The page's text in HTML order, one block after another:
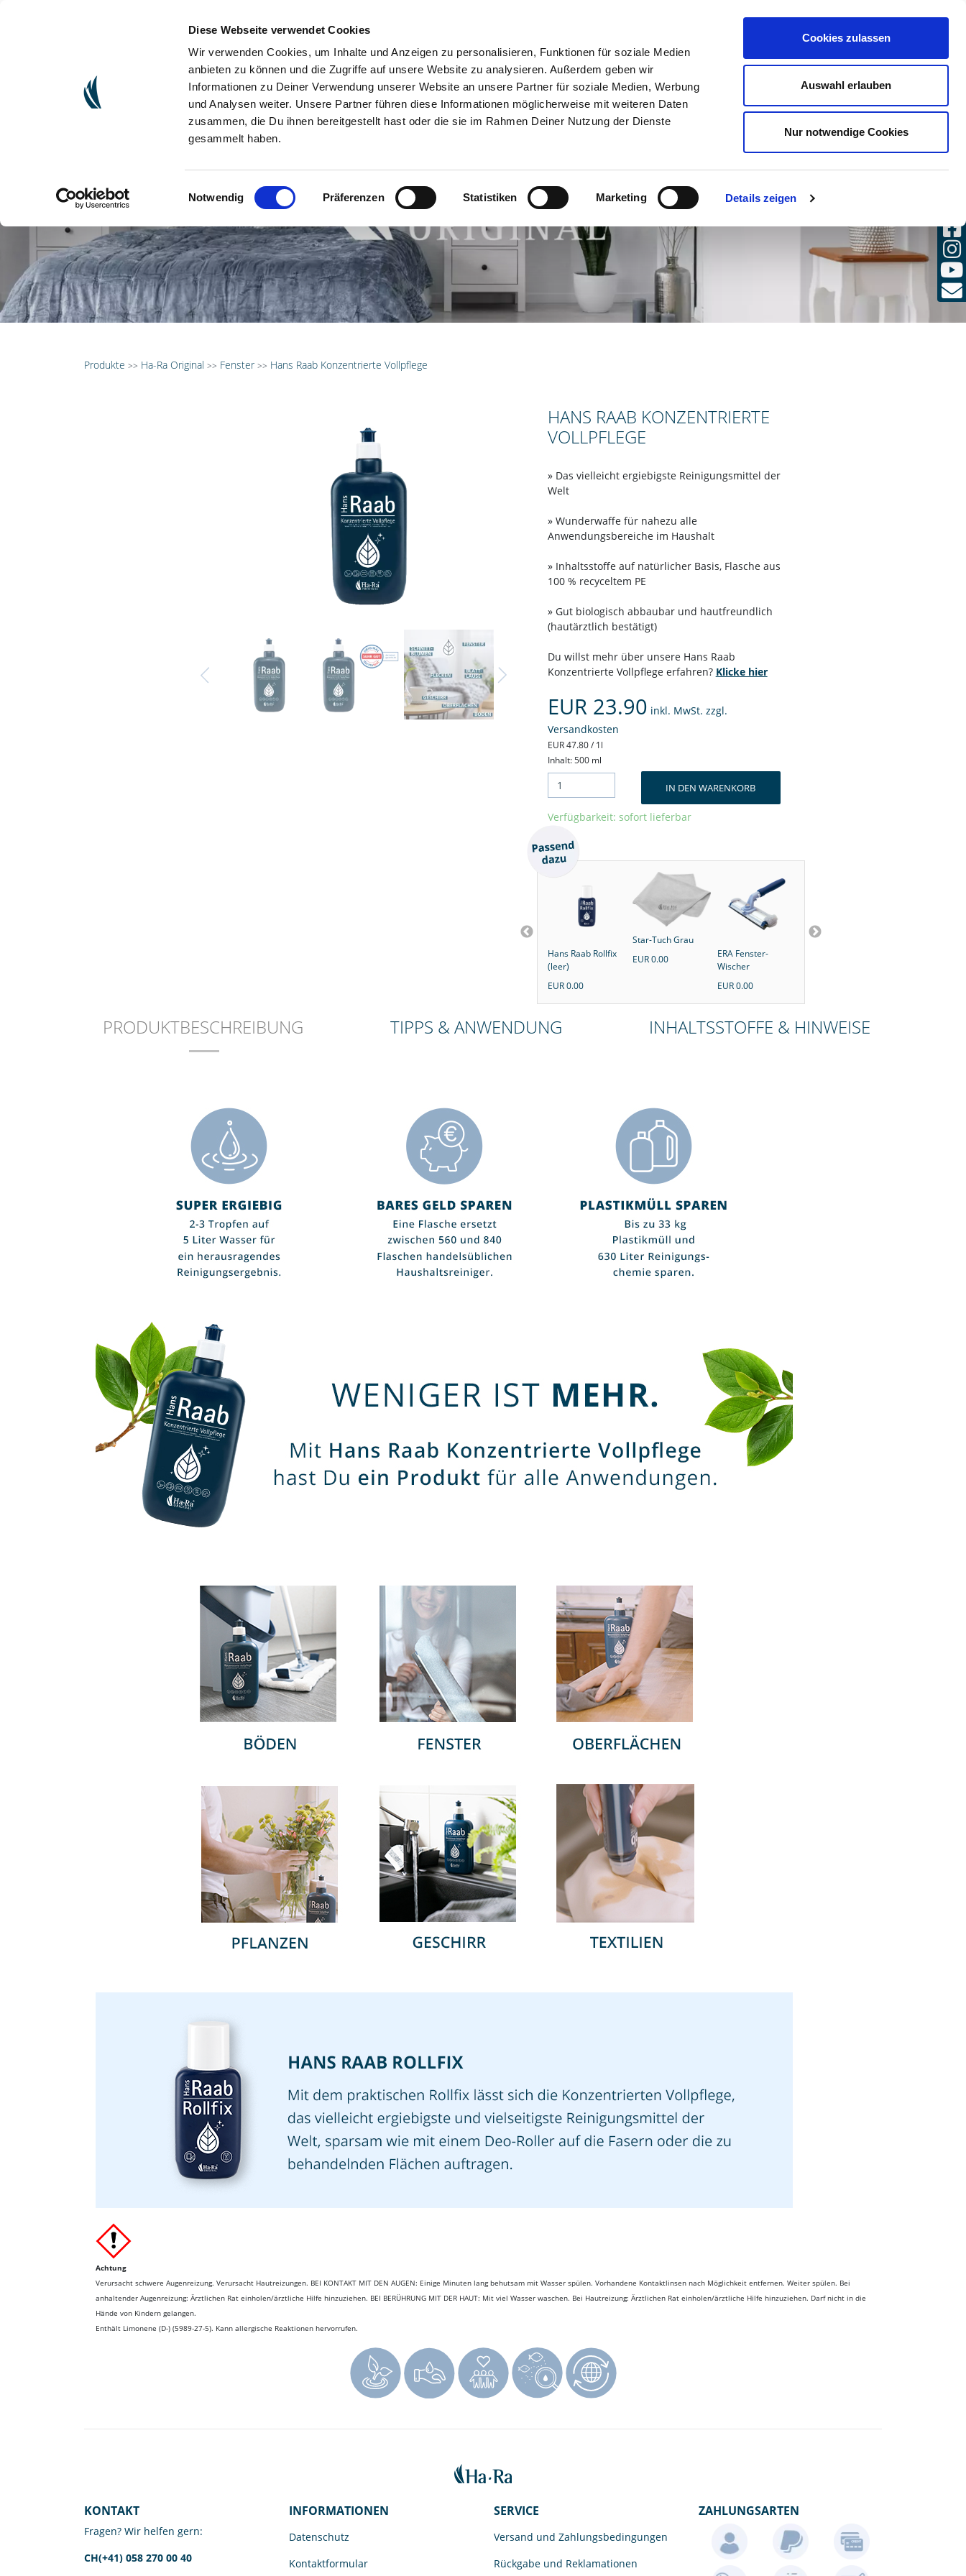
Diese Webseite verwendet Cookies
Wir verwenden Cookies, um Inhalte und Anzeigen zu personalisieren, Funktionen für soziale Medien
anbieten zu können und die Zugriffe auf unsere Website zu analysieren. Außerdem geben wir
Informationen zu Deiner Verwendung unserer Website an unsere Partner für soziale Medien, Werbung
und Analysen weiter. Unsere Partner führen diese Informationen möglicherweise mit weiteren Daten
zusammen, die Du ihnen bereitgestellt hast oder die sie im Rahmen Deiner Nutzung der Dienste
gesammelt haben.
Einwilligungsauswahl
Notwendig Präferenzen Statistiken Marketing Details zeigen
Cookies zulassen
Auswahl erlauben
Nur notwendige Cookies
(0) DE / DE
Produkte >> Ha-Ra Original >> Fenster >> Hans Raab Konzentrierte Vollpflege
HANS RAAB KONZENTRIERTE
VOLLPFLEGE
» Das vielleicht ergiebigste Reinigungsmittel der
Welt
» Wunderwaffe für nahezu alle
Anwendungsbereiche im Haushalt
» Inhaltsstoffe auf natürlicher Basis, Flasche aus
100 % recyceltem PE
» Gut biologisch abbaubar und hautfreundlich
(hautärztlich bestätigt)
Du willst mehr über unsere Hans Raab
Konzentrierte Vollpflege erfahren? Klicke hier
EUR 23.90 inkl. MwSt. zzgl.
Versandkosten
EUR 47.80 / 1l
Inhalt: 500 ml
IN DEN WARENKORB
Verfügbarkeit: sofort lieferbar
Hans Raab Rollfix
(leer)
EUR 0.00
Star-Tuch Grau
EUR 0.00
ERA Fenster-
Wischer
EUR 0.00
PRODUKTBESCHREIBUNG TIPPS & ANWENDUNG INHALTSSTOFFE & HINWEISE
Achtung
Verursacht schwere Augenreizung. Verursacht Hautreizungen. BEI KONTAKT MIT DEN AUGEN: Einige Minuten lang behutsam mit Wasser spülen. Vorhandene Kontaktlinsen nach Möglichkeit entfernen. Weiter spülen. Bei
anhaltender Augenreizung: Ärztlichen Rat einholen/ärztliche Hilfe hinzuziehen. BEI BERÜHRUNG MIT DER HAUT: Mit viel Wasser waschen. Bei Hautreizung: Ärztlichen Rat einholen/ärztliche Hilfe hinzuziehen. Darf nicht in die
Hände von Kindern gelangen.
Enthält Limonene (D-) (5989-27-5). Kann allergische Reaktionen hervorrufen.
KONTAKT
Fragen? Wir helfen gern:
CH(+41) 058 270 00 40
INFORMATIONEN
Datenschutz
Kontaktformular
SERVICE
Versand und Zahlungsbedingungen
Rückgabe und Reklamationen
ZAHLUNGSARTEN